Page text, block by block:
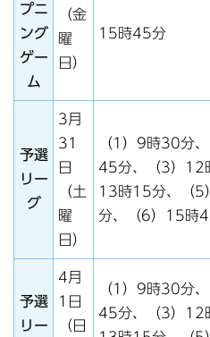
（金
曜
日）
プニ
ング
ゲー
ム
15時45分
予選
リー
グ
3月
31
日
（土
曜
日）
（1）9時30分
45分、（3）12
13時15分、（5
分、（6）15時
予選
リー
4月
1日
（日
（1）9時30分
45分、（3）12